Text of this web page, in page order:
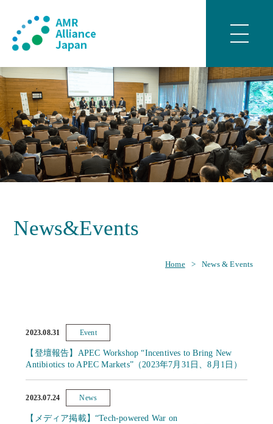
News&Events
Home > News & Events
2023.08.31 Event
【登壇報告】APEC Workshop “Incentives to Bring New
Antibiotics to APEC Markets”（2023年7月31日、8月1日）
2023.07.24 News
【メディア掲載】“Tech-powered War on